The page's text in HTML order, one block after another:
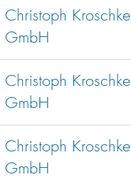
Christoph Kroschke
GmbH
Christoph Kroschke
GmbH
Christoph Kroschke
GmbH